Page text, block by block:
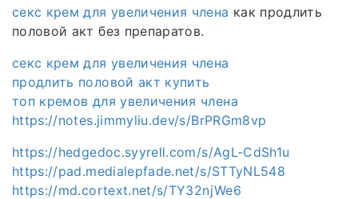
секс крем для увеличения члена как продлить
половой акт без препаратов.
секс крем для увеличения члена
продлить половой акт купить
топ кремов для увеличения члена
https://notes.jimmyliu.dev/s/BrPRGm8vp
https://hedgedoc.syyrell.com/s/AgL-CdSh1u
https://pad.medialepfade.net/s/STTyNL548
https://md.cortext.net/s/TY32njWe6